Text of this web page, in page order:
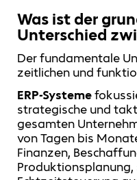
Was ist der
Unterschied
Der fundamentale
zeitlichen und
ERP-Systeme
strategische und
gesamten
von Tagen bis
Finanzen,